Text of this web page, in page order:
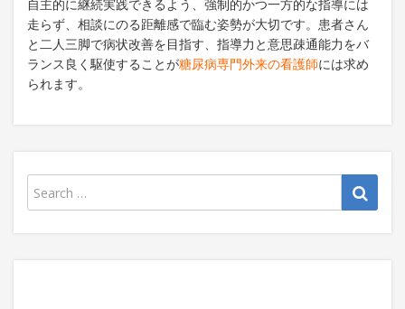
自主的に継続実践できるよう、強制的かつ一方的な指導には
走らず、相談にのる距離感で臨む姿勢が大切です。患者さん
と二人三脚で病状改善を目指す、指導力と意思疎通能力をバ
ランス良く駆使することが糖尿病専門外来の看護師には求め
られます。